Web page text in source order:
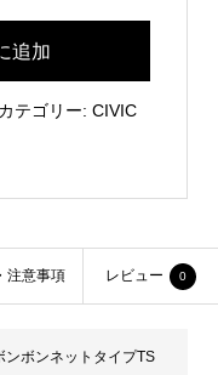
追加
カテゴリー: CIVIC
注意事項 レビュー 0
ボンネットタイプTS